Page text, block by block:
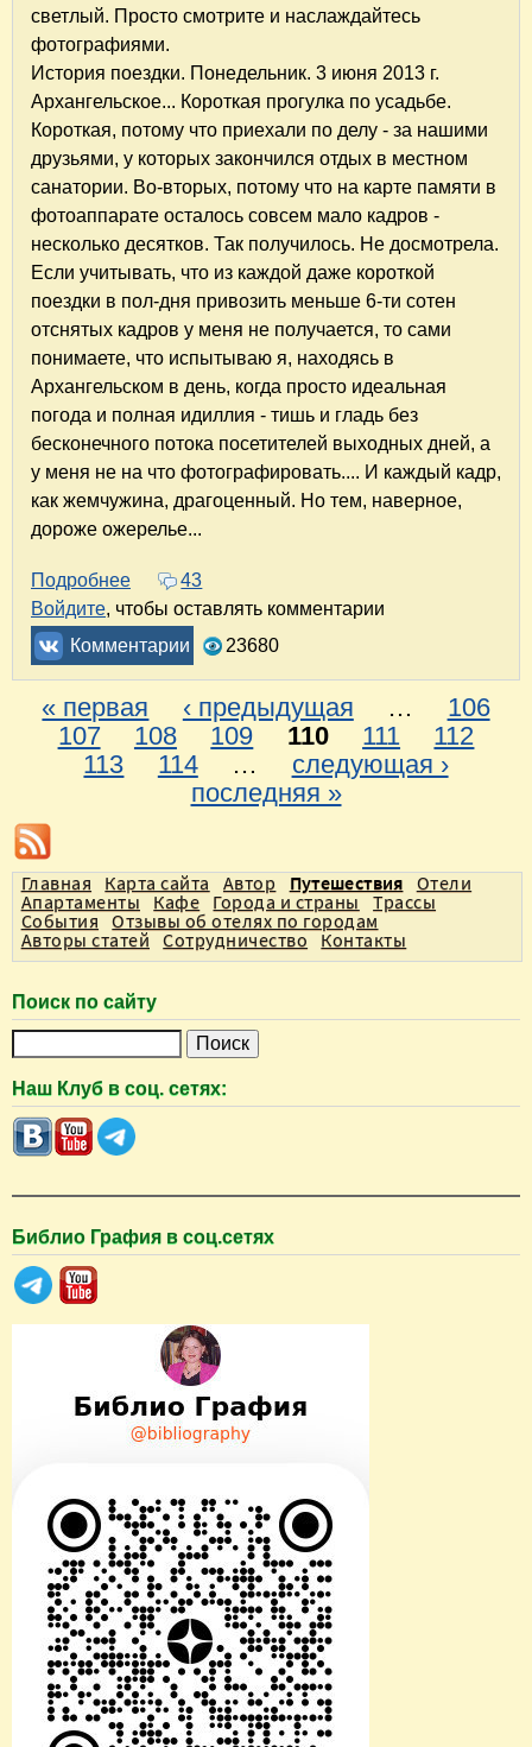
светлый. Просто смотрите и наслаждайтесь
фотографиями.
История поездки. Понедельник. 3 июня 2013 г.
Архангельское... Короткая прогулка по усадьбе.
Короткая, потому что приехали по делу - за нашими
друзьями, у которых закончился отдых в местном
санатории. Во-вторых, потому что на карте памяти в
фотоаппарате осталось совсем мало кадров -
несколько десятков. Так получилось. Не досмотрела.
Если учитывать, что из каждой даже короткой
поездки в пол-дня привозить меньше 6-ти сотен
отснятых кадров у меня не получается, то сами
понимаете, что испытываю я, находясь в
Архангельском в день, когда просто идеальная
погода и полная идиллия - тишь и гладь без
бесконечного потока посетителей выходных дней, а
у меня не на что фотографировать.... И каждый кадр,
как жемчужина, драгоценный. Но тем, наверное,
дороже ожерелье...
Подробнее о Архангельское. Сказка на все времена
43
Войдите, чтобы оставлять комментарии
Комментарии
23680
а
н
и
ц
ы
« первая ‹ предыдущая …
106
107
108 109 110 111
112
113
114 …
следующая ›
последняя »
Главная Карта сайта Автор Путешествия Отели
Апартаменты
Кафе Города и страны
Трассы
События
Отзывы об отелях по городам
Авторы статей
Сотрудничество Контакты
Поиск по сайту
и
с
к
Наш Клуб в соц. сетях:
Библио Графия в соц.сетях